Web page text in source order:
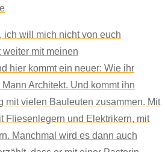
ich will mich nicht von euch
mit meinen
hier kommt ein neuer: Wie ihr
Architekt. Und kommt ihn
mit vielen Bauleuten zusammen. Mit
Fliesenlegern und Elektrikern, mit
Manchmal wird es dann auch